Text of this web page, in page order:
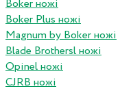
Boker ножі
Boker Plus ножі
Magnum by Boker ножі
Blade Brothersl ножі
Opinel ножі
CJRB ножі